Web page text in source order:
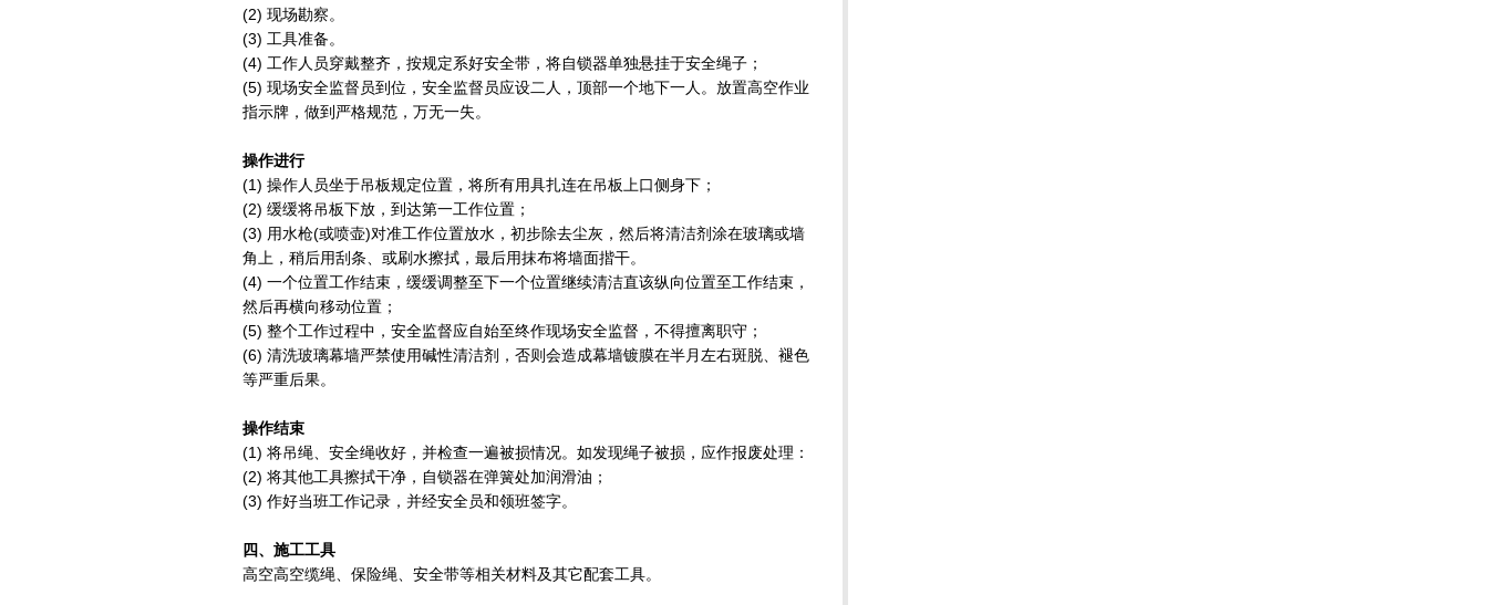
(2) 现场勘察。
(3) 工具准备。
(4) 工作人员穿戴整齐，按规定系好安全带，将自锁器单独悬挂于安全绳子；
(5) 现场安全监督员到位，安全监督员应设二人，顶部一个地下一人。放置高空作业
指示牌，做到严格规范，万无一失。
操作进行
(1) 操作人员坐于吊板规定位置，将所有用具扎连在吊板上口侧身下；
(2) 缓缓将吊板下放，到达第一工作位置；
(3) 用水枪(或喷壶)对准工作位置放水，初步除去尘灰，然后将清洁剂涂在玻璃或墙
角上，稍后用刮条、或刷水擦拭，最后用抹布将墙面揩干。
(4) 一个位置工作结束，缓缓调整至下一个位置继续清洁直该纵向位置至工作结束，
然后再横向移动位置；
(5) 整个工作过程中，安全监督应自始至终作现场安全监督，不得擅离职守；
(6) 清洗玻璃幕墙严禁使用碱性清洁剂，否则会造成幕墙镀膜在半月左右斑脱、褪色
等严重后果。
操作结束
(1) 将吊绳、安全绳收好，并检查一遍被损情况。如发现绳子被损，应作报废处理：
(2) 将其他工具擦拭干净，自锁器在弹簧处加润滑油；
(3) 作好当班工作记录，并经安全员和领班签字。
四、施工工具
高空高空缆绳、保险绳、安全带等相关材料及其它配套工具。